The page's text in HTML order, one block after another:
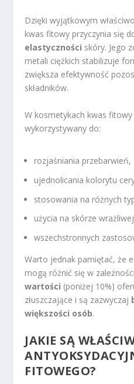
Dzięki wyjątkowym
kwas fitowy przyczynia się
elastyczności skóry. Jego
metali ciężkich stabilizuje
zwiększa efektywność
składników.
W kosmetykach kwas
wykorzystywany do:
rozjaśniania przebarwień,
ujednolicania kolorytu
stosowania na różnych
użycia na skórze
wszechstronnych
Warto jednak pamiętać, że
mogą różnić się w
wartości (poniżej 10%)
złuszczające i są zazwyczaj
większości osób.
JAKIE SĄ
FITOWEGO?